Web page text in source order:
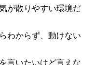
が散りやすい環境だ
わからず、動けない
言いたいけど言えな